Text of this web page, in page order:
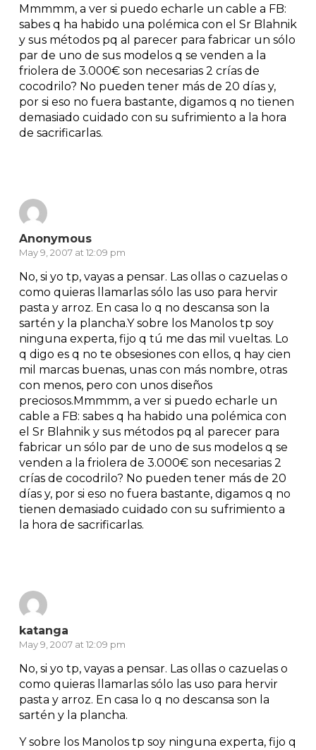
Mmmmm, a ver si puedo echarle un cable a FB:
sabes q ha habido una polémica con el Sr Blahnik
y sus métodos pq al parecer para fabricar un sólo
par de uno de sus modelos q se venden a la
friolera de 3.000€ son necesarias 2 crías de
cocodrilo? No pueden tener más de 20 días y,
por si eso no fuera bastante, digamos q no tienen
demasiado cuidado con su sufrimiento a la hora
de sacrificarlas.
Anonymous
May 9, 2007 at 12:09 pm
No, si yo tp, vayas a pensar. Las ollas o cazuelas o
como quieras llamarlas sólo las uso para hervir
pasta y arroz. En casa lo q no descansa son la
sartén y la plancha.Y sobre los Manolos tp soy
ninguna experta, fijo q tú me das mil vueltas. Lo
q digo es q no te obsesiones con ellos, q hay cien
mil marcas buenas, unas con más nombre, otras
con menos, pero con unos diseños
preciosos.Mmmmm, a ver si puedo echarle un
cable a FB: sabes q ha habido una polémica con
el Sr Blahnik y sus métodos pq al parecer para
fabricar un sólo par de uno de sus modelos q se
venden a la friolera de 3.000€ son necesarias 2
crías de cocodrilo? No pueden tener más de 20
días y, por si eso no fuera bastante, digamos q no
tienen demasiado cuidado con su sufrimiento a
la hora de sacrificarlas.
katanga
May 9, 2007 at 12:09 pm
No, si yo tp, vayas a pensar. Las ollas o cazuelas o
como quieras llamarlas sólo las uso para hervir
pasta y arroz. En casa lo q no descansa son la
sartén y la plancha.
Y sobre los Manolos tp soy ninguna experta, fijo q